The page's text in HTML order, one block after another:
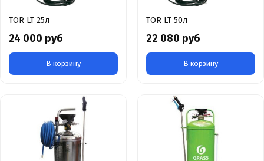
TOR LT 25л
24 000 руб
В корзину
TOR LT 50л
22 080 руб
В корзину